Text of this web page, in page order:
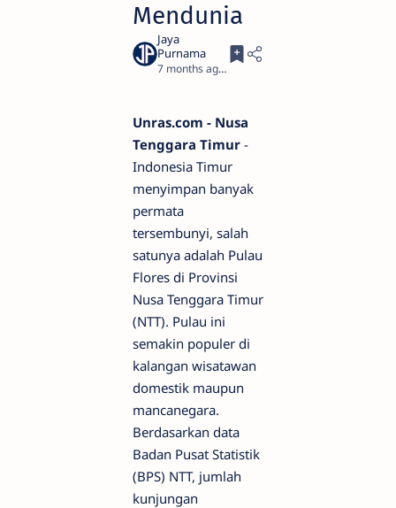
Mendunia
7 months ago
Unras.com - Nusa
Tenggara Timur -
Indonesia Timur
menyimpan banyak
permata
tersembunyi, salah
satunya adalah Pulau
Flores di Provinsi
Nusa Tenggara Timur
(NTT). Pulau ini
semakin populer di
kalangan wisatawan
domestik maupun
mancanegara.
Berdasarkan data
Badan Pusat Statistik
(BPS) NTT, jumlah
kunjungan